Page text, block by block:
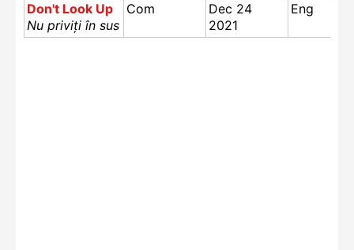
Don't Look Up
Nu priviți în sus
Com
Dec 24
2021
Eng